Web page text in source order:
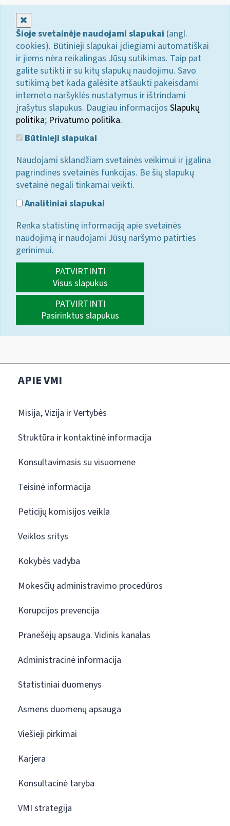
Šioje svetainėje naudojami slapukai (angl.
cookies). Būtinieji slapukai įdiegiami automatiškai
ir jiems nėra reikalingas Jūsų sutikimas. Taip pat
galite sutikti ir su kitų slapukų naudojimu. Savo
sutikimą bet kada galėsite atšaukti pakeisdami
interneto naršyklės nustatymus ir ištrindami
įrašytus slapukus. Daugiau informacijos Slapukų
politika; Privatumo politika.
Būtinieji slapukai
Naudojami sklandžiam svetainės veikimui ir įgalina
pagrindines svetainės funkcijas. Be šių slapukų
svetainė negali tinkamai veikti.
Analitiniai slapukai
Renka statistinę informaciją apie svetainės
naudojimą ir naudojami Jūsų naršymo patirties
gerinimui.
PATVIRTINTI
Visus slapukus
PATVIRTINTI
Pasirinktus slapukus
APIE VMI
Misija, Vizija ir Vertybės
Struktūra ir kontaktinė informacija
Konsultavimasis su visuomene
Teisinė informacija
Peticijų komisijos veikla
Veiklos sritys
Kokybės vadyba
Mokesčių administravimo procedūros
Korupcijos prevencija
Pranešėjų apsauga. Vidinis kanalas
Administracinė informacija
Statistiniai duomenys
Asmens duomenų apsauga
Viešieji pirkimai
Karjera
Konsultacinė taryba
VMI strategija